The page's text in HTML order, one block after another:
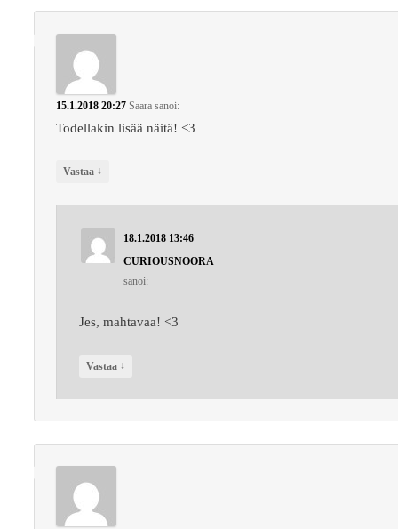
15.1.2018 20:27 Saara sanoi:
Todellakin lisää näitä! <3
Vastaa ↓
18.1.2018 13:46
CURIOUSNOORA
sanoi:
Jes, mahtavaa! <3
Vastaa ↓